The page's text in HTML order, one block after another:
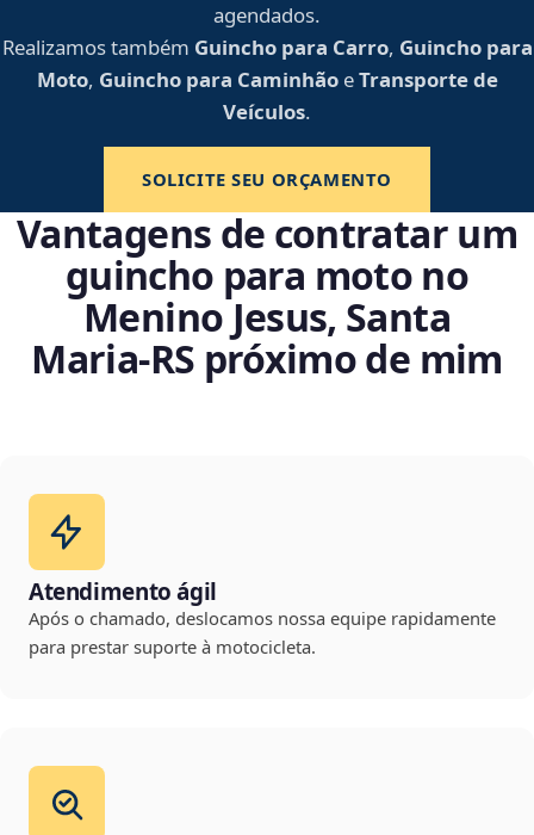
agendados.
Realizamos também Guincho para Carro, Guincho para
Moto, Guincho para CaminhãoeTransporte de
Veículos.
SOLICITE SEU ORÇAMENTO
Vantagens de contratar um
guincho para moto no
Menino Jesus, Santa
Maria‑RS próximo de mim
Atendimento ágil
Após o chamado, deslocamos nossa equipe rapidamente
para prestar suporte à motocicleta.